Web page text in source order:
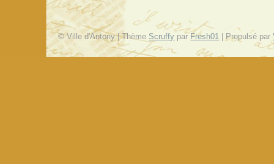
© Ville d'Antony | Thème Scruffy par Fresh01 | Propulsé par